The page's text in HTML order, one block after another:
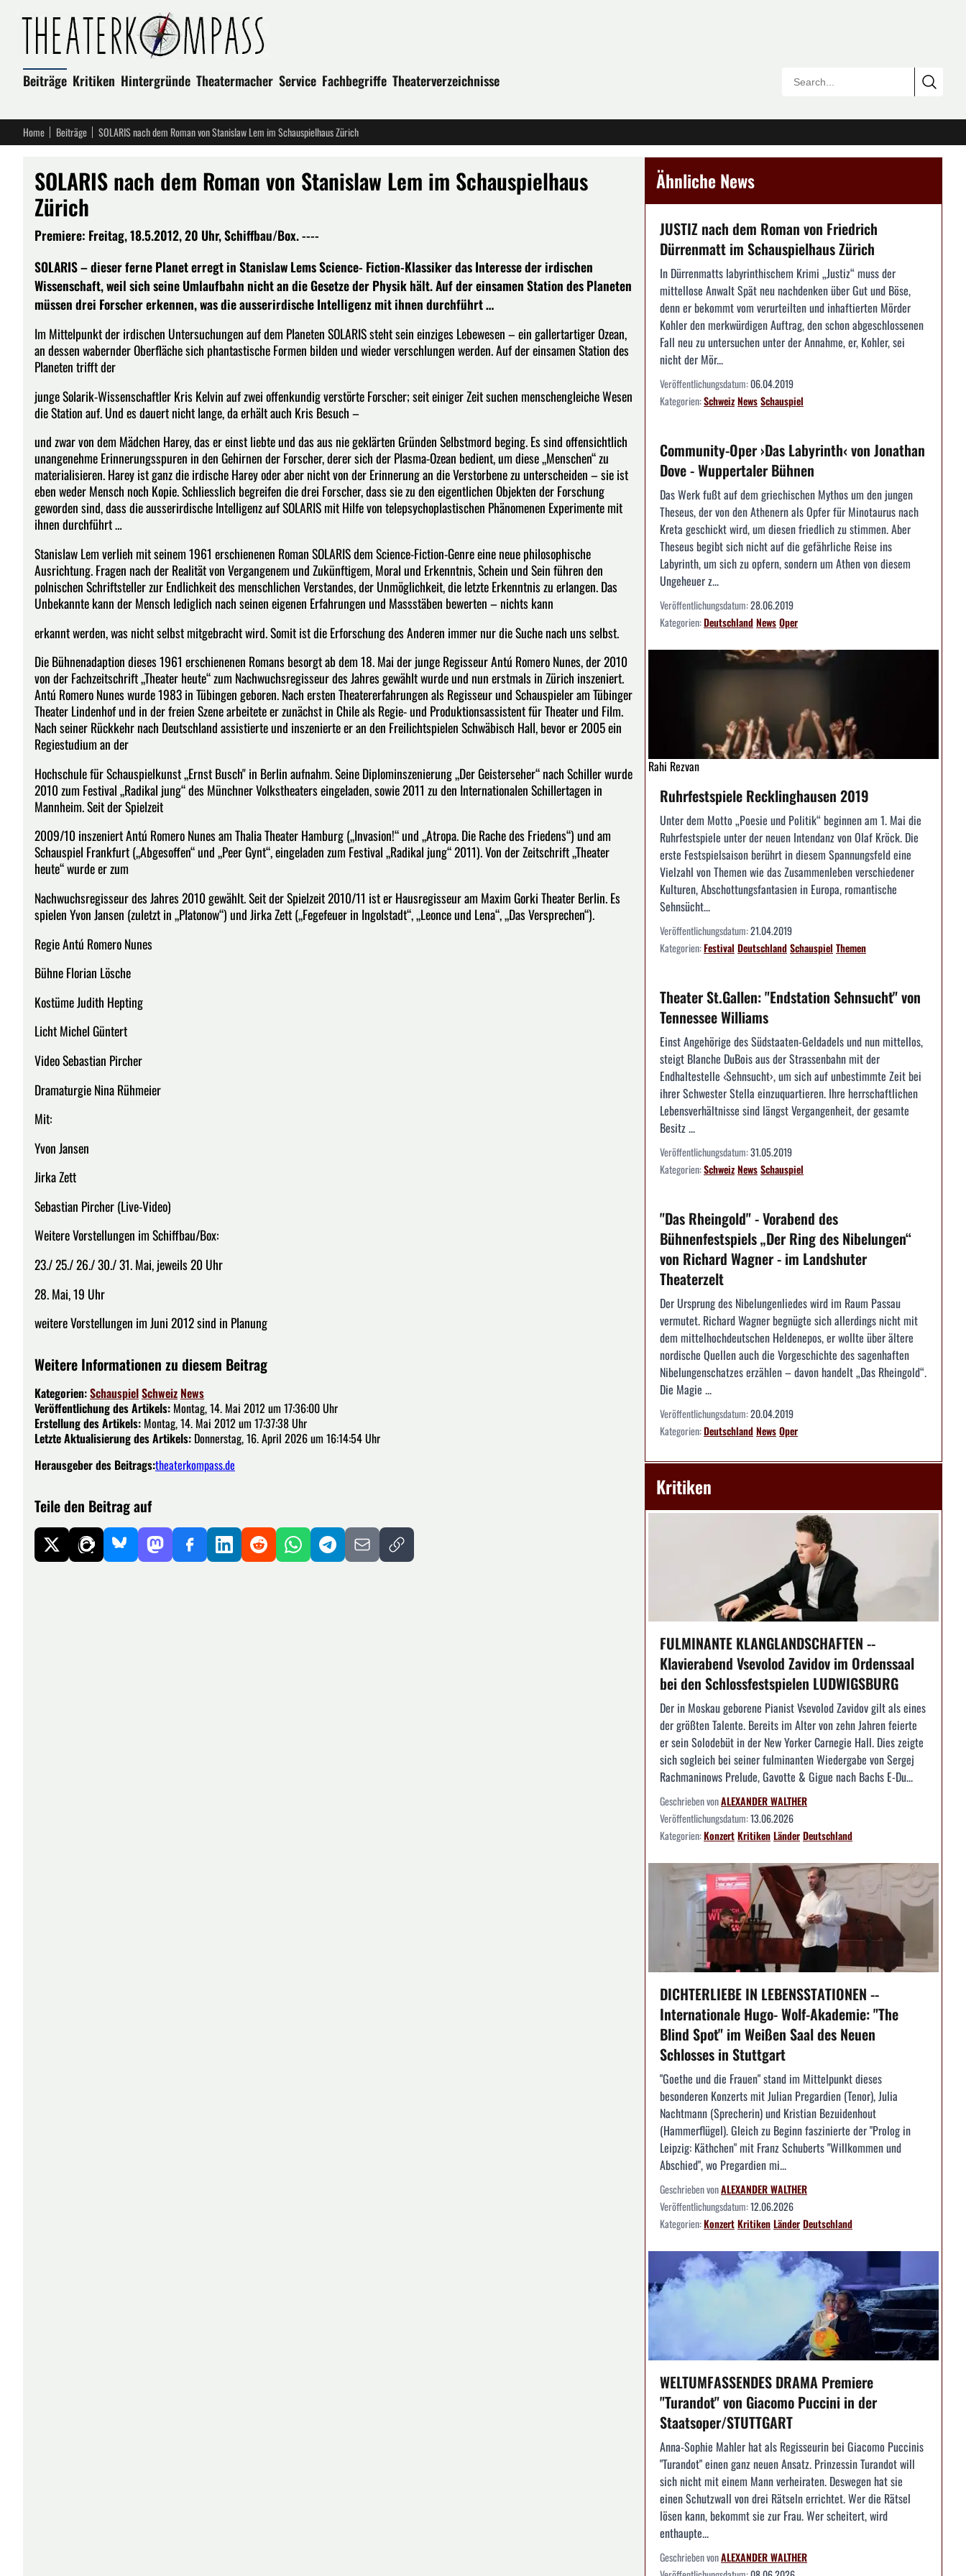
Beiträge Kritiken Hintergründe Theatermacher Service Fachbegriffe Theaterverzeichnisse
Home Beiträge SOLARIS nach dem Roman von Stanislaw Lem im Schauspielhaus Zürich
SOLARIS nach dem Roman von Stanislaw Lem im Schauspielhaus
Zürich
Premiere: Freitag, 18.5.2012, 20 Uhr, Schiffbau/Box. ----
SOLARIS – dieser ferne Planet erregt in Stanislaw Lems Science- Fiction-Klassiker das Interesse der irdischen
Wissenschaft, weil sich seine Umlaufbahn nicht an die Gesetze der Physik hält. Auf der einsamen Station des Planeten
müssen drei Forscher erkennen, was die ausserirdische Intelligenz mit ihnen durchführt …
Im Mittelpunkt der irdischen Untersuchungen auf dem Planeten SOLARIS steht sein einziges Lebewesen – ein gallertartiger Ozean,
an dessen wabernder Oberfläche sich phantastische Formen bilden und wieder verschlungen werden. Auf der einsamen Station des
Planeten trifft der
junge Solarik-Wissenschaftler Kris Kelvin auf zwei offenkundig verstörte Forscher; seit einiger Zeit suchen menschengleiche Wesen
die Station auf. Und es dauert nicht lange, da erhält auch Kris Besuch –
und zwar von dem Mädchen Harey, das er einst liebte und das aus nie geklärten Gründen Selbstmord beging. Es sind offensichtlich
unangenehme Erinnerungsspuren in den Gehirnen der Forscher, derer sich der Plasma-Ozean bedient, um diese „Menschen“ zu
materialisieren. Harey ist ganz die irdische Harey oder aber nicht von der Erinnerung an die Verstorbene zu unterscheiden – sie ist
eben weder Mensch noch Kopie. Schliesslich begreifen die drei Forscher, dass sie zu den eigentlichen Objekten der Forschung
geworden sind, dass die ausserirdische Intelligenz auf SOLARIS mit Hilfe von telepsychoplastischen Phänomenen Experimente mit
ihnen durchführt …
Stanislaw Lem verlieh mit seinem 1961 erschienenen Roman SOLARIS dem Science-Fiction-Genre eine neue philosophische
Ausrichtung. Fragen nach der Realität von Vergangenem und Zukünftigem, Moral und Erkenntnis, Schein und Sein führen den
polnischen Schriftsteller zur Endlichkeit des menschlichen Verstandes, der Unmöglichkeit, die letzte Erkenntnis zu erlangen. Das
Unbekannte kann der Mensch lediglich nach seinen eigenen Erfahrungen und Massstäben bewerten – nichts kann
erkannt werden, was nicht selbst mitgebracht wird. Somit ist die Erforschung des Anderen immer nur die Suche nach uns selbst.
Die Bühnenadaption dieses 1961 erschienenen Romans besorgt ab dem 18. Mai der junge Regisseur Antú Romero Nunes, der 2010
von der Fachzeitschrift „Theater heute“ zum Nachwuchsregisseur des Jahres gewählt wurde und nun erstmals in Zürich inszeniert.
Antú Romero Nunes wurde 1983 in Tübingen geboren. Nach ersten Theatererfahrungen als Regisseur und Schauspieler am Tübinger
Theater Lindenhof und in der freien Szene arbeitete er zunächst in Chile als Regie- und Produktionsassistent für Theater und Film.
Nach seiner Rückkehr nach Deutschland assistierte und inszenierte er an den Freilichtspielen Schwäbisch Hall, bevor er 2005 ein
Regiestudium an der
Hochschule für Schauspielkunst „Ernst Busch" in Berlin aufnahm. Seine Diplominszenierung „Der Geisterseher“ nach Schiller wurde
2010 zum Festival „Radikal jung“ des Münchner Volkstheaters eingeladen, sowie 2011 zu den Internationalen Schillertagen in
Mannheim. Seit der Spielzeit
2009/10 inszeniert Antú Romero Nunes am Thalia Theater Hamburg („Invasion!“ und „Atropa. Die Rache des Friedens“) und am
Schauspiel Frankfurt („Abgesoffen“ und „Peer Gynt“, eingeladen zum Festival „Radikal jung“ 2011). Von der Zeitschrift „Theater
heute“ wurde er zum
Nachwuchsregisseur des Jahres 2010 gewählt. Seit der Spielzeit 2010/11 ist er Hausregisseur am Maxim Gorki Theater Berlin. Es
spielen Yvon Jansen (zuletzt in „Platonow“) und Jirka Zett („Fegefeuer in Ingolstadt“, „Leonce und Lena“, „Das Versprechen“).
Regie Antú Romero Nunes
Bühne Florian Lösche
Kostüme Judith Hepting
Licht Michel Güntert
Video Sebastian Pircher
Dramaturgie Nina Rühmeier
Mit:
Yvon Jansen
Jirka Zett
Sebastian Pircher (Live-Video)
Weitere Vorstellungen im Schiffbau/Box:
23./ 25./ 26./ 30./ 31. Mai, jeweils 20 Uhr
28. Mai, 19 Uhr
weitere Vorstellungen im Juni 2012 sind in Planung
Weitere Informationen zu diesem Beitrag
Kategorien:SchauspielSchweiz News
Veröffentlichung des Artikels: Montag, 14. Mai 2012 um 17:36:00 Uhr
Erstellung des Artikels: Montag, 14. Mai 2012 um 17:37:38 Uhr
Letzte Aktualisierung des Artikels: Donnerstag, 16. April 2026 um 16:14:54 Uhr
Herausgeber des Beitrags:theaterkompass.de
Teile den Beitrag auf
Ähnliche News
JUSTIZ nach dem Roman von Friedrich
Dürrenmatt im Schauspielhaus Zürich
In Dürrenmatts labyrinthischem Krimi „Justiz“ muss der
mittellose Anwalt Spät neu nachdenken über Gut und Böse,
denn er bekommt vom verurteilten und inhaftierten Mörder
Kohler den merkwürdigen Auftrag, den schon abgeschlossenen
Fall neu zu untersuchen unter der Annahme, er, Kohler, sei
nicht der Mör...
Veröffentlichungsdatum:06.04.2019
Kategorien:SchweizNewsSchauspiel
Community-Oper ›Das Labyrinth‹ von Jonathan
Dove - Wuppertaler Bühnen
Das Werk fußt auf dem griechischen Mythos um den jungen
Theseus, der von den Athenern als Opfer für Minotaurus nach
Kreta geschickt wird, um diesen friedlich zu stimmen. Aber
Theseus begibt sich nicht auf die gefährliche Reise ins
Labyrinth, um sich zu opfern, sondern um Athen von diesem
Ungeheuer z...
Veröffentlichungsdatum:28.06.2019
Kategorien:DeutschlandNewsOper
Rahi Rezvan
Ruhrfestspiele Recklinghausen 2019
Unter dem Motto „Poesie und Politik“ beginnen am 1. Mai die
Ruhrfestspiele unter der neuen Intendanz von Olaf Kröck. Die
erste Festspielsaison berührt in diesem Spannungsfeld eine
Vielzahl von Themen wie das Zusammenleben verschiedener
Kulturen, Abschottungsfantasien in Europa, romantische
Sehnsücht...
Veröffentlichungsdatum:21.04.2019
Kategorien:Festival DeutschlandSchauspiel Themen
Theater St.Gallen: "Endstation Sehnsucht" von
Tennessee Williams
Einst Angehörige des Südstaaten-Geldadels und nun mittellos,
steigt Blanche DuBois aus der Strassenbahn mit der
Endhaltestelle ‹Sehnsucht›, um sich auf unbestimmte Zeit bei
ihrer Schwester Stella einzuquartieren. Ihre herrschaftlichen
Lebensverhältnisse sind längst Vergangenheit, der gesamte
Besitz ...
Veröffentlichungsdatum:31.05.2019
Kategorien:SchweizNewsSchauspiel
"Das Rheingold" - Vorabend des
Bühnenfestspiels „Der Ring des Nibelungen“
von Richard Wagner - im Landshuter
Theaterzelt
Der Ursprung des Nibelungenliedes wird im Raum Passau
vermutet. Richard Wagner begnügte sich allerdings nicht mit
dem mittelhochdeutschen Heldenepos, er wollte über ältere
nordische Quellen auch die Vorgeschichte des sagenhaften
Nibelungenschatzes erzählen – davon handelt „Das Rheingold“.
Die Magie ...
Veröffentlichungsdatum:20.04.2019
Kategorien:DeutschlandNewsOper
Kritiken
FULMINANTE KLANGLANDSCHAFTEN --
Klavierabend Vsevolod Zavidov im Ordenssaal
bei den Schlossfestspielen LUDWIGSBURG
Der in Moskau geborene Pianist Vsevolod Zavidov gilt als eines
der größten Talente. Bereits im Alter von zehn Jahren feierte
er sein Solodebüt in der New Yorker Carnegie Hall. Dies zeigte
sich sogleich bei seiner fulminanten Wiedergabe von Sergej
Rachmaninows Prelude, Gavotte & Gigue nach Bachs E-Du...
Geschrieben vonALEXANDER WALTHER
Veröffentlichungsdatum:13.06.2026
Kategorien:KonzertKritikenLänderDeutschland
DICHTERLIEBE IN LEBENSSTATIONEN --
Internationale Hugo- Wolf-Akademie: "The
Blind Spot" im Weißen Saal des Neuen
Schlosses in Stuttgart
"Goethe und die Frauen" stand im Mittelpunkt dieses
besonderen Konzerts mit Julian Pregardien (Tenor), Julia
Nachtmann (Sprecherin) und Kristian Bezuidenhout
(Hammerflügel). Gleich zu Beginn faszinierte der "Prolog in
Leipzig: Käthchen" mit Franz Schuberts "Willkommen und
Abschied", wo Pregardien mi...
Geschrieben vonALEXANDER WALTHER
Veröffentlichungsdatum:12.06.2026
Kategorien:KonzertKritikenLänderDeutschland
WELTUMFASSENDES DRAMA Premiere
"Turandot" von Giacomo Puccini in der
Staatsoper/STUTTGART
Anna-Sophie Mahler hat als Regisseurin bei Giacomo Puccinis
"Turandot" einen ganz neuen Ansatz. Prinzessin Turandot will
sich nicht mit einem Mann verheiraten. Deswegen hat sie
einen Schutzwall von drei Rätseln errichtet. Wer die Rätsel
lösen kann, bekommt sie zur Frau. Wer scheitert, wird
enthaupte...
Geschrieben vonALEXANDER WALTHER